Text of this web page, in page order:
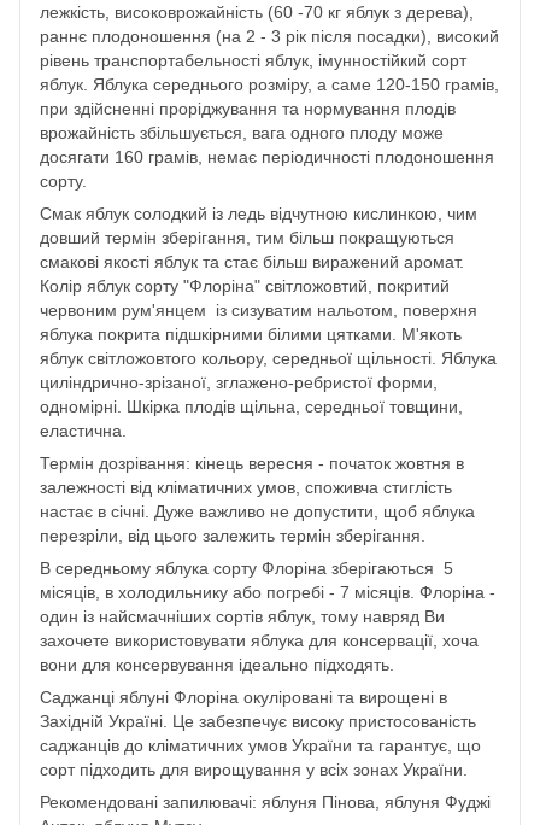
лежкість, високоврожайність (60 -70 кг яблук з дерева),
раннє плодоношення (на 2 - 3 рік після посадки), високий
рівень транспортабельності яблук, імунностійкий сорт
яблук. Яблука середнього розміру, а саме 120-150 грамів,
при здійсненні проріджування та нормування плодів
врожайність збільшується, вага одного плоду може
досягати 160 грамів, немає періодичності плодоношення
сорту.
Смак яблук солодкий із ледь відчутною кислинкою, чим
довший термін зберігання, тим більш покращуються
смакові якості яблук та стає більш виражений аромат.
Колір яблук сорту "Флоріна" світложовтий, покритий
червоним рум'янцем із сизуватим нальотом, поверхня
яблука покрита підшкірними білими цятками. М'якоть
яблук світложовтого кольору, середньої щільності. Яблука
циліндрично-зрізаної, зглажено-ребристої форми,
одномірні. Шкірка плодів щільна, середньої товщини,
еластична.
Термін дозрівання: кінець вересня - початок жовтня в
залежності від кліматичних умов, споживча стиглість
настає в січні. Дуже важливо не допустити, щоб яблука
перезріли, від цього залежить термін зберігання.
В середньому яблука сорту Флоріна зберігаються 5
місяців, в холодильнику або погребі - 7 місяців. Флоріна -
один із найсмачніших сортів яблук, тому навряд Ви
захочете використовувати яблука для консервації, хоча
вони для консервування ідеально підходять.
Саджанці яблуні Флоріна окуліровані та вирощені в
Західній Україні. Це забезпечує високу пристосованість
саджанців до кліматичних умов України та гарантує, що
сорт підходить для вирощування у всіх зонах України.
Рекомендовані запилювачі: яблуня Пінова, яблуня Фуджі